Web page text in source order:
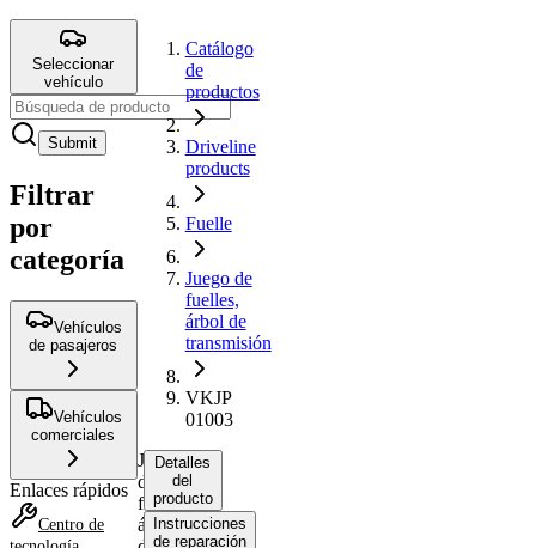
Seleccionar
vehículo
Submit
Filtrar
por
categoría
Vehículos
de pasajeros
Vehículos
comerciales
Enlaces rápidos
Centro de
Catálogo
de
productos
Driveline
products
Fuelle
Juego de
fuelles,
árbol de
transmisión
VKJP
01003
Juego
de
fuelles,
árbol
Detalles
del
producto
Instrucciones
de reparación